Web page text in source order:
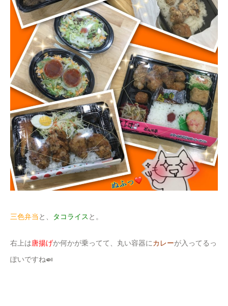
三色弁当 と、 タコライス と。
右上は唐揚げか何かが乗ってて、丸い容器にカレーが入ってるっ
ぽいですね🍛